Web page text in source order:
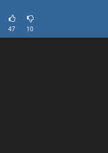
47 10